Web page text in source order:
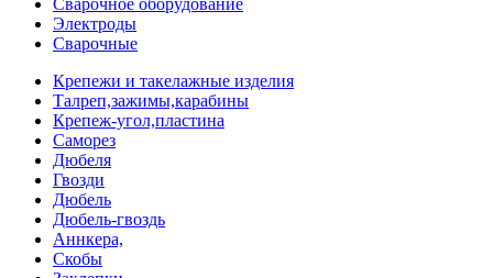
Сварочное оборудование
Электроды
Сварочные
Крепежи и такелажные изделия
Талреп,зажимы,карабины
Крепеж-угол,пластина
Саморез
Дюбеля
Гвозди
Дюбель
Дюбель-гвоздь
Аннкера,
Скобы